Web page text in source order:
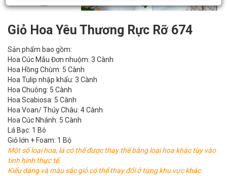
Giỏ Hoa Yêu Thương Rực Rỡ 674
Sản phẩm bao gồm:
Hoa Cúc Mẫu Đơn nhuộm: 3 Cành
Hoa Hồng Chùm: 5 Cành
Hoa Tulip nhập khẩu: 3 Cành
Hoa Chuông: 5 Cành
Hoa Scabiosa: 5 Cành
Hoa Voan/ Thúy Châu: 4 Cành
Hoa Cúc Nhánh: 5 Cành
Lá Bạc: 1 Bó
Giỏ lớn + Foam: 1 Bộ
Một số loại hoa, lá có thể được thay thế bằng loại hoa khác tùy vào
tình hình thực tế.
Kiểu dáng và màu sắc giỏ có thể thay đổi ở từng khu vực khác